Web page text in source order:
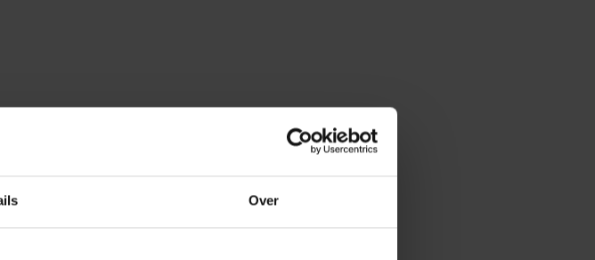
Over